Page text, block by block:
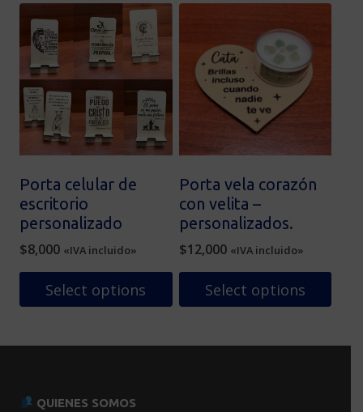
Porta celular de
escritorio
personalizado
$8,000 «IVA incluido»
Select options
Porta vela corazón
con velita –
personalizados.
$12,000 «IVA incluido»
Select options
QUIENES SOMOS